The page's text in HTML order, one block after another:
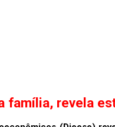
família, revela